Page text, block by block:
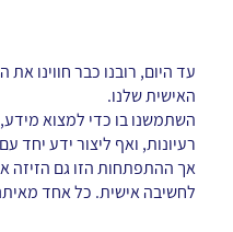
האישית שלנו.
השתמשנו בו כדי למצוא
רעיונות, ואף ליצור ידע יחד
אך ההתפתחות הזו גם הזיזה
לחשיבה אישית. כל אחד